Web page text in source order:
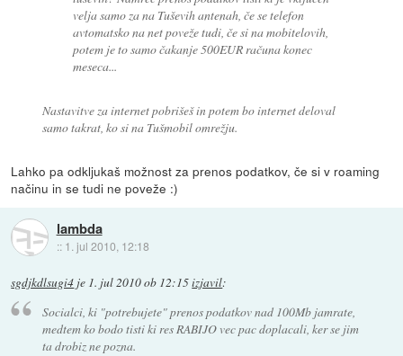
velja samo za na Tuševih antenah, če se telefon
avtomatsko na net poveže tudi, če si na mobitelovih,
potem je to samo čakanje 500EUR računa konec
meseca...
Nastavitve za internet pobrišeš in potem bo internet deloval
samo takrat, ko si na Tušmobil omrežju.
Lahko pa odkljukaš možnost za prenos podatkov, če si v roaming
načinu in se tudi ne poveže :)
lambda
:: 1. jul 2010, 12:18
sgdjkdlsugi4 je 1. jul 2010 ob 12:15izjavil:
Socialci, ki "potrebujete" prenos podatkov nad 100Mb jamrate,
medtem ko bodo tisti ki res RABIJO vec pac doplacali, ker se jim
ta drobiz ne pozna.